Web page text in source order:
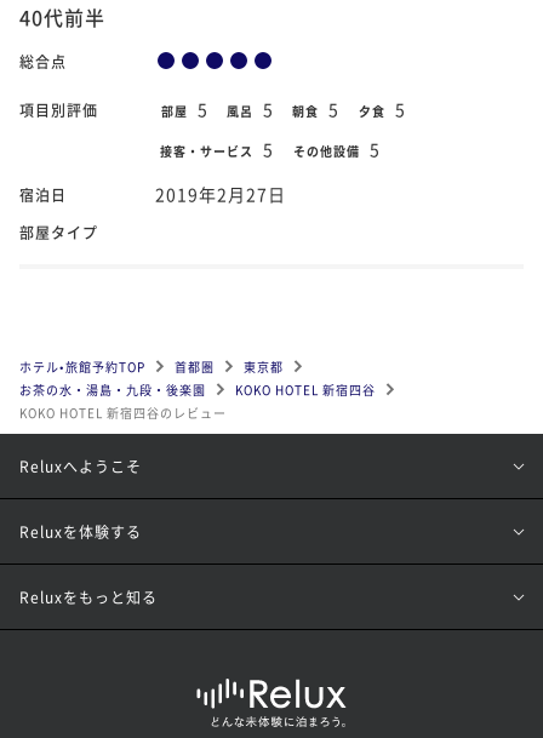
40代前半
総合点
項目別評価 部屋 5 風呂 5 朝食 5 夕食 5
接客・サービス 5 その他設備 5
宿泊日 2019年2月27日
部屋タイプ
ホテル•旅館予約TOP 首都圏
東京都
お茶の水・湯島・九段・後楽園
KOKO HOTEL 新宿四谷
KOKO HOTEL 新宿四谷のレビュー
Reluxへようこそ
Reluxを体験する
Reluxをもっと知る